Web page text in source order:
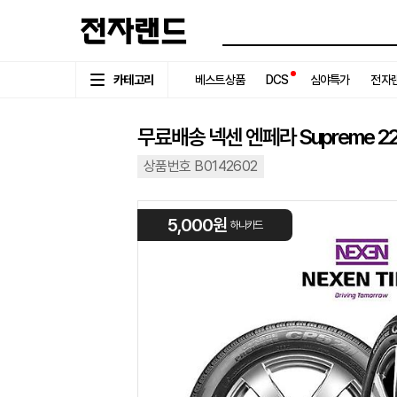
카테고리 베스트상품 DCS 심야특가 전자
무료배송 넥센 엔페라 Supreme
상품번호 B0142602
5,000원 하나카드